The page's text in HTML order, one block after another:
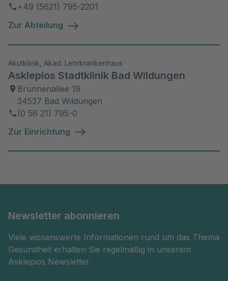
+49 (5621) 795-2201
Zur Abteilung
Akutklinik, Akad. Lehrkrankenhaus
Asklepios Stadtklinik Bad Wildungen
Brunnenallee 19
34537 Bad Wildungen
(0 56 21) 795-0
Zur Einrichtung
Newsletter abonnieren
Viele wissenswerte Informationen rund um das Thema
Gesundheit erhalten Sie regelmäßig in unserem
Asklepios Newsletter.